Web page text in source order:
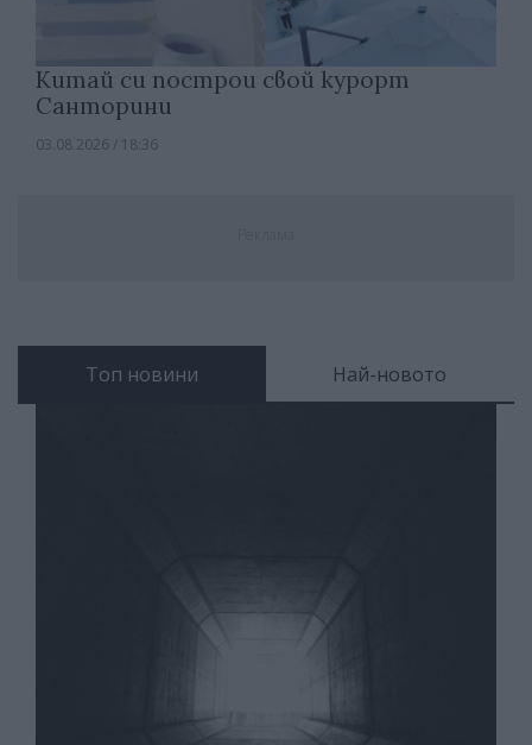
Китай си построи свой курорт
Санторини
03.08.2026 / 18:36
Топ новини Най-новото